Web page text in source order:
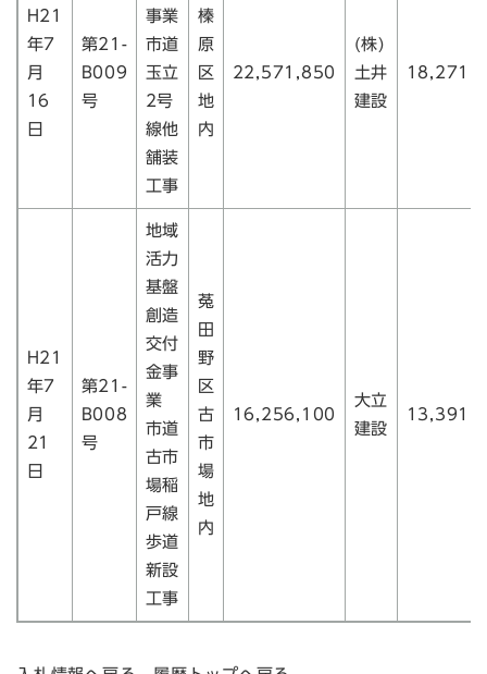
H21
年7
月
16
日
第21-
B009
号
事業
市道
玉立
2号
線他
舗装
工事
榛
原
区
地
内
22,571,850
(株)
土井
建設
H21
年7
月
21
日
第21-
B008
号
地域
活力
基盤
創造
交付
金事
業
市道
古市
場稲
戸線
歩道
新設
工事
菟
田
野
区
古
市
場
地
内
16,256,100
大立
建設